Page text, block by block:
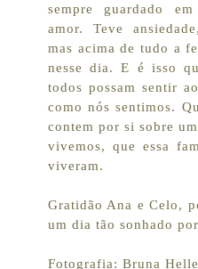
sempre guardado
amor. Teve
mas acima de tudo a
nesse dia. E é isso
todos possam sentir
como nós sentimos.
contem por si sobre
vivemos, que essa
viveram.
Gratidão Ana e Celo,
um dia tão sonhado
Fotografia: Bruna